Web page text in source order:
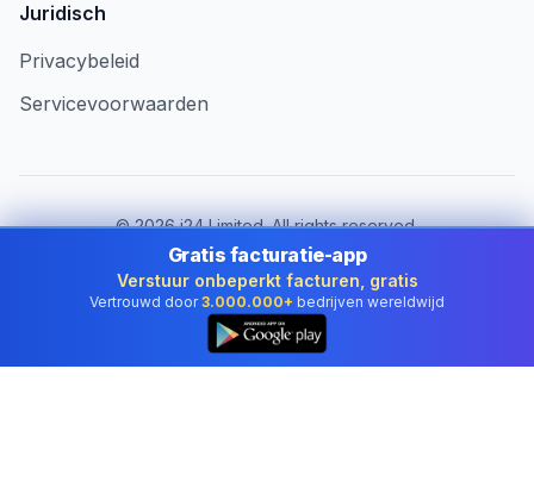
Juridisch
Privacybeleid
Servicevoorwaarden
©2026i24 Limited. All rights reserved.
Voor bedrijven in Netherlands
Land wijzigen:
Netherlands
Gratis facturatie-app
Verstuur onbeperkt facturen, gratis
Vertrouwd door 3.000.000+ bedrijven wereldwijd